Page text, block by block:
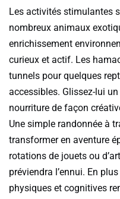
Les activités stimulantes
nombreux animaux
enrichissement
curieux et actif. Les
tunnels pour quelques
accessibles. Glissez-lui
nourriture de façon
Une simple randonnée à
transformer en aventure
rotations de jouets ou
préviendra l’ennui. En
physiques et cognitives